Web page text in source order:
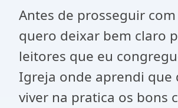
Antes de prosseguir
quero deixar bem claro
leitores que eu
Igreja onde aprendi que
viver na pratica os bons